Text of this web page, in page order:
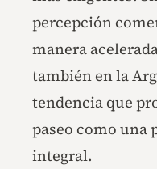
percepción
manera
también en la
tendencia que
paseo como una
integral.